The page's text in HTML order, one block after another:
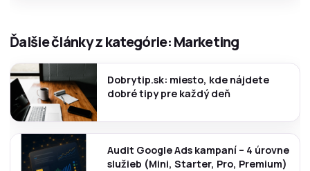
Ďalšie články z kategórie: Marketing
Dobrytip.sk: miesto, kde nájdete
dobré tipy pre každý deň
Audit Google Ads kampaní – 4 úrovne
služieb (Mini, Starter, Pro, Premium)